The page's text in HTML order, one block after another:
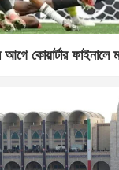
আগে কোয়ার্টার